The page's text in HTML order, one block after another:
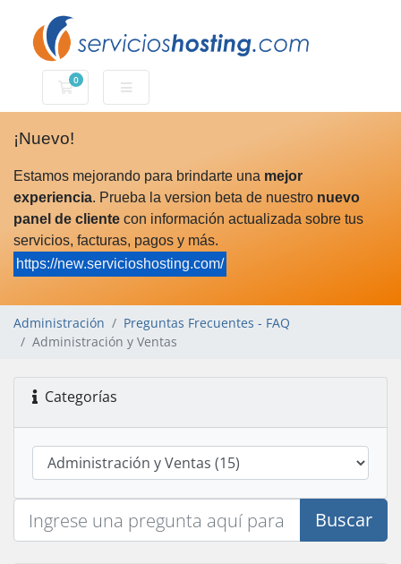
0
Carro de Pedidos
¡Nuevo!
Estamos mejorando para brindarte una mejor
experiencia. Prueba la version beta de nuestro nuevo
panel de cliente con información actualizada sobre tus
servicios, facturas, pagos y más.
https://new.servicioshosting.com/
Administración
Preguntas Frecuentes - FAQ
Administración y Ventas
Categorías
Buscar